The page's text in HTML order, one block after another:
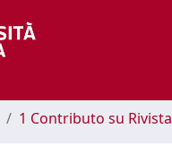
1 Contributo su Rivista